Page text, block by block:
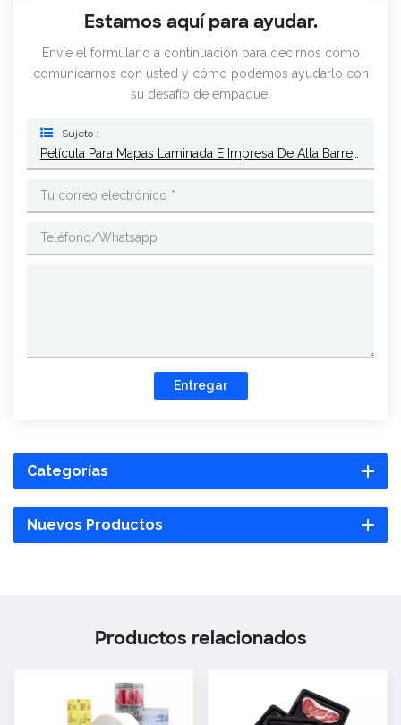
Estamos aquí para ayudar.
Envíe el formulario a continuación para decirnos cómo
comunicarnos con usted y cómo podemos ayudarlo con
su desafío de empaque.
Sujeto :
Entregar
Categorías
Nuevos Productos
Productos relacionados